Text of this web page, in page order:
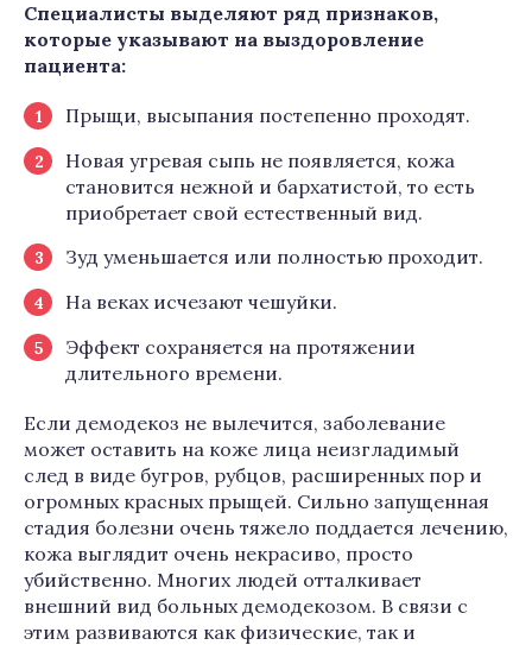
Специалисты выделяют ряд признаков,
которые указывают на выздоровление
пациента:
Прыщи, высыпания постепенно проходят.
Новая угревая сыпь не появляется, кожа
становится нежной и бархатистой, то есть
приобретает свой естественный вид.
Зуд уменьшается или полностью проходит.
На веках исчезают чешуйки.
Эффект сохраняется на протяжении
длительного времени.
Если демодекоз не вылечится, заболевание
может оставить на коже лица неизгладимый
след в виде бугров, рубцов, расширенных пор и
огромных красных прыщей. Сильно запущенная
стадия болезни очень тяжело поддается лечению,
кожа выглядит очень некрасиво, просто
убийственно. Многих людей отталкивает
внешний вид больных демодекозом. В связи с
этим развиваются как физические, так и